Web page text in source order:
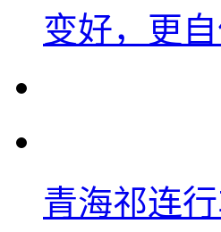
变好，更
青海祁连